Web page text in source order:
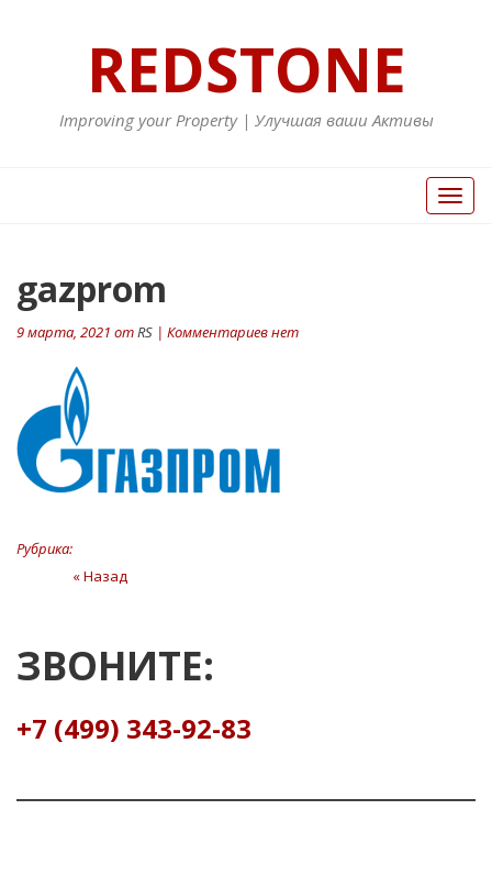
REDSTONE
Improving your Property | Улучшая ваши Активы
Вкл/
Выкл
gazprom
9 марта, 2021 отRS | Комментариев нет
Рубрика:
Навигация
записям
« Назад
ЗВОНИТЕ:
+7 (499) 343-92-83